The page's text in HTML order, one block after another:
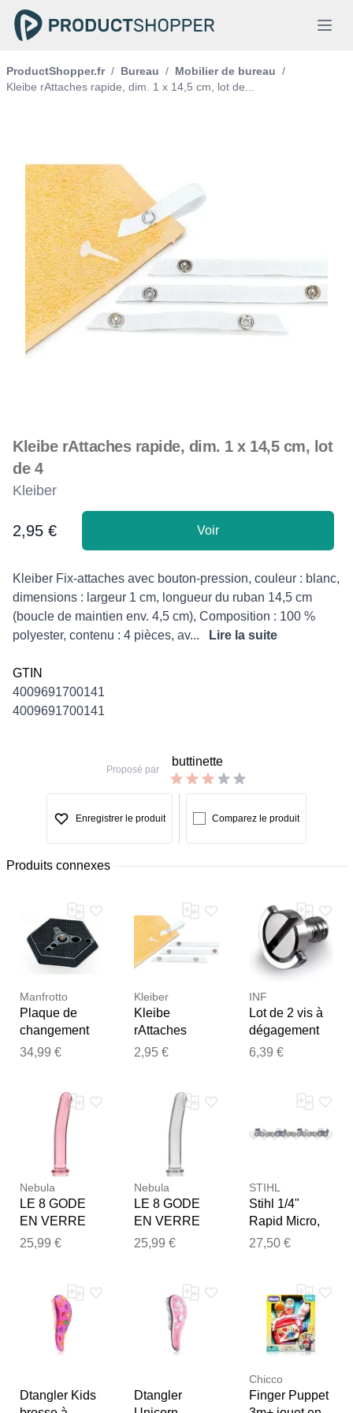
ProductShopper.fr / Bureau / Mobilier de bureau /
Kleibe rAttaches rapide, dim. 1 x 14,5 cm, lot de...
Kleibe rAttaches rapide, dim. 1 x 14,5 cm, lot
de 4
Kleiber
Product information
2,95 € Voir
Description
Kleiber Fix-attaches avec bouton-pression, couleur : blanc,
dimensions : largeur 1 cm, longueur du ruban 14,5 cm
(boucle de maintien env. 4,5 cm), Composition : 100 %
polyester, contenu : 4 pièces, av...
Lire la suite
GTIN
4009691700141
4009691700141
Proposé par
buttinette
Enregistrer le produit Comparez le produit
Produits connexes
Manfrotto
Plaque de
changement
rapide 1/4
34,99 €
Kleiber
Kleibe
rAttaches
rapide, dim. 1
2,95 €
INF
Lot de 2 vis à
dégagement
rapide 1/4" en
argenté pour
plateaux
6,39 €
Nebula
LE 8 GODE
EN VERRE
BOROSILICAT
25,99 €
Nebula
LE 8 GODE
EN VERRE
BOROSILICAT
25,99 €
STIHL
Stihl 1/4"
Rapid Micro,
1,3 mm, 30 cm,
27,50 €
Dtangler Kids
Dtangler
Chicco
Finger Puppet
Merci pour votre avis
examiner vos commentaires
avant de les publier.